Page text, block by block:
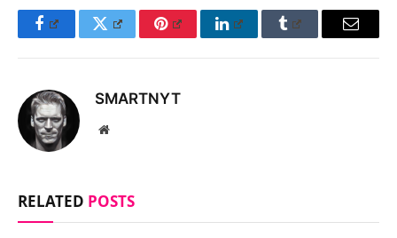
FacebookTwitter Pinterest LinkedInTumblr Email
SMARTNYT
Website
RELATED POSTS